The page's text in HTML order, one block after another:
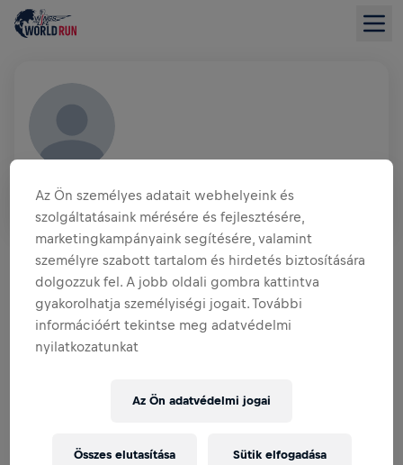
POL
ADOMÁNYGYŰJTÉS ÁTTEKINTÉSE
0,00 USD GYŰLT ÖSSZE 0,00 USD A CÉLBÓL
ADOMÁNYGYŰJTÉS
gerincvelő‑kutatásra fordítják.
Az Ön személyes adatait webhelyeink és
szolgáltatásaink mérésére és fejlesztésére,
marketingkampányaink segítésére, valamint
személyre szabott tartalom és hirdetés biztosítására
dolgozzuk fel. A jobb oldali gombra kattintva
gyakorolhatja személyiségi jogait. További
információért tekintse meg adatvédelmi
nyilatkozatunkat
Az Ön adatvédelmi jogai
Összes elutasítása Sütik elfogadása